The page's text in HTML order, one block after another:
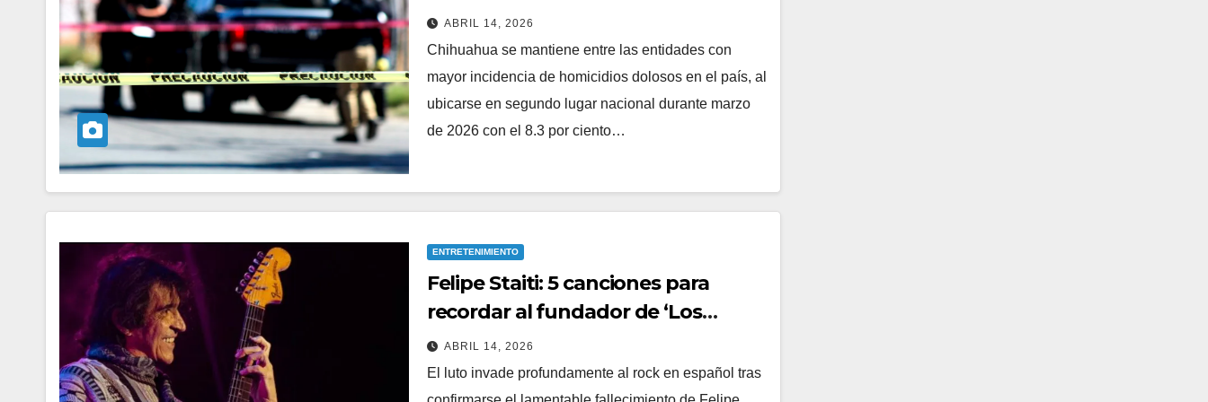
marzo
ABRIL 14, 2026
Chihuahua se mantiene entre las entidades con
mayor incidencia de homicidios dolosos en el país, al
ubicarse en segundo lugar nacional durante marzo
de 2026 con el 8.3 por ciento…
ENTRETENIMIENTO
Felipe Staiti: 5 canciones para
recordar al fundador de ‘Los
Enanitos Verdes’
ABRIL 14, 2026
El luto invade profundamente al rock en español tras